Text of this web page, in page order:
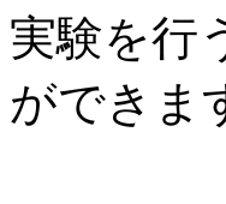
実験を行
ができま